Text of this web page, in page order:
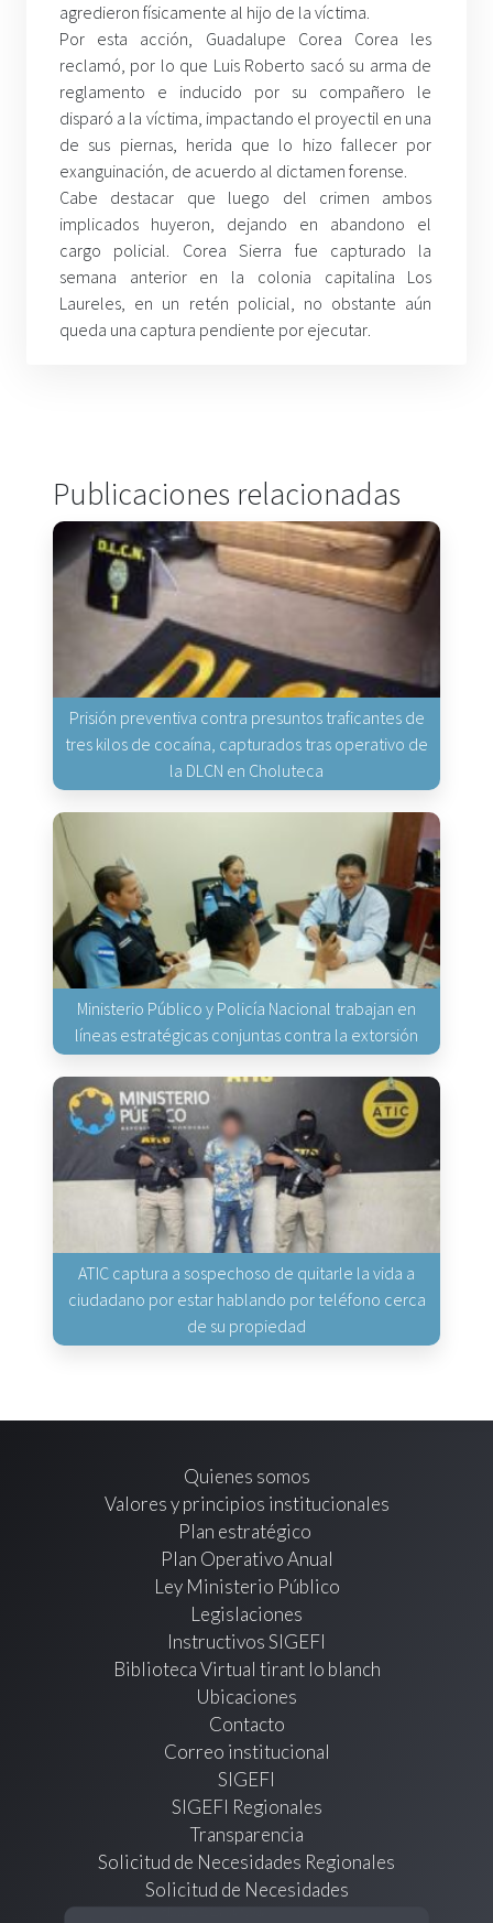
agredieron físicamente al hijo de la víctima.
Por esta acción, Guadalupe Corea Corea les
reclamó, por lo que Luis Roberto sacó su arma de
reglamento e inducido por su compañero le
disparó a la víctima, impactando el proyectil en una
de sus piernas, herida que lo hizo fallecer por
exanguinación, de acuerdo al dictamen forense.
Cabe destacar que luego del crimen ambos
implicados huyeron, dejando en abandono el
cargo policial. Corea Sierra fue capturado la
semana anterior en la colonia capitalina Los
Laureles, en un retén policial, no obstante aún
queda una captura pendiente por ejecutar.
Publicaciones relacionadas
Prisión preventiva contra presuntos traficantes de
tres kilos de cocaína, capturados tras operativo de
la DLCN en Choluteca
Ministerio Público y Policía Nacional trabajan en
líneas estratégicas conjuntas contra la extorsión
ATIC captura a sospechoso de quitarle la vida a
ciudadano por estar hablando por teléfono cerca
de su propiedad
Quienes somos
Valores y principios institucionales
Plan estratégico
Plan Operativo Anual
Ley Ministerio Público
Legislaciones
Instructivos SIGEFI
Biblioteca Virtual tirant lo blanch
Ubicaciones
Contacto
Correo institucional
SIGEFI
SIGEFI Regionales
Transparencia
Solicitud de Necesidades Regionales
Solicitud de Necesidades